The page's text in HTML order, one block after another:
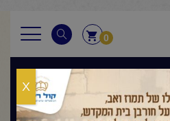
0
שבוע
X